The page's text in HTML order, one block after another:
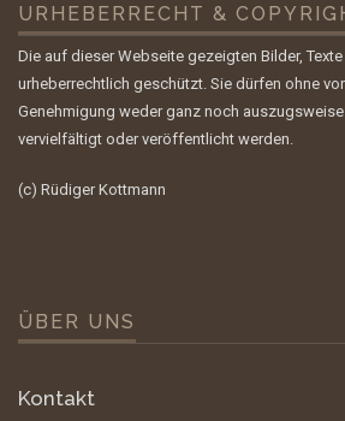
URHEBERRECHT &
Die auf dieser Webseite gezeigten Bilder,
urheberrechtlich geschützt. Sie dürfen ohne
Genehmigung weder ganz noch
vervielfältigt oder veröffentlicht werden.
(c) Rüdiger Kottmann
ÜBER UNS
Kontakt